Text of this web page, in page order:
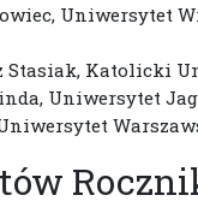
Uniwersytet
Stasiak, Katolicki
Uniwersytet